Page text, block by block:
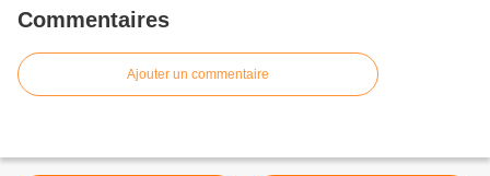
Commentaires
Ajouter un commentaire